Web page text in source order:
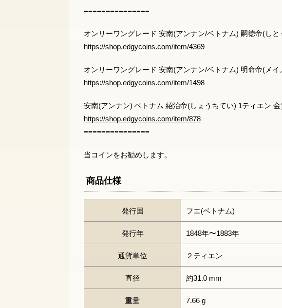
===============
オンリーワングレード 安南(アンナン/ベトナム) 嗣徳帝(し
https://shop.edgycoins.com/item/4369
オンリーワングレード 安南(アンナン/ベトナム) 明命帝(メ
https://shop.edgycoins.com/item/1498
安南(アンナン) ベトナム 紹治帝(しょうちてい) 1ティエン
https://shop.edgycoins.com/item/878
===============
当コインをお勧めします。
商品仕様
発行国 フエ(ベトナム)
発行年 1848年〜1883年
通貨単位 ２ティエン
直径 約31.0 mm
重量 7.66 g